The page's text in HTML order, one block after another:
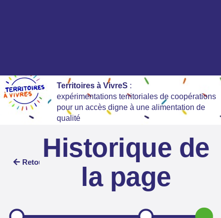
Territoires à VivreS :
expérimentations territoriales de coopérations
pour un accès digne à une alimentation de
qualité
Retour Historique de
la page